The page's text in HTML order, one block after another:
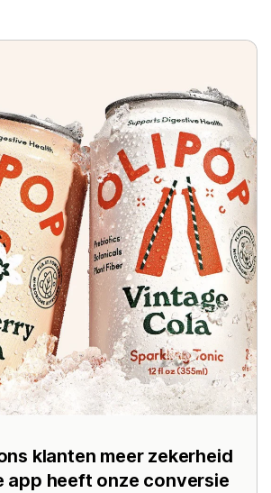
klanten meer zekerheid
app heeft onze conversie